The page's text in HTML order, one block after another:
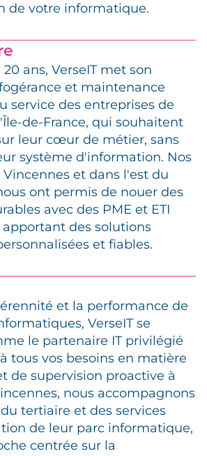
de votre informatique.
ans, VerseIT met son
et maintenance
service des entreprises de
de-France, qui souhaitent
leur cœur de métier, sans
système d'information. Nos
et dans l'est du
ont permis de nouer des
avec des PME et ETI
apportant des solutions
et fiables.
et la performance de
VerseIT se
le partenaire IT privilégié
tous vos besoins en matière
de supervision proactive à
nous accompagnons
tertiaire et des services
de leur parc informatique,
centrée sur la